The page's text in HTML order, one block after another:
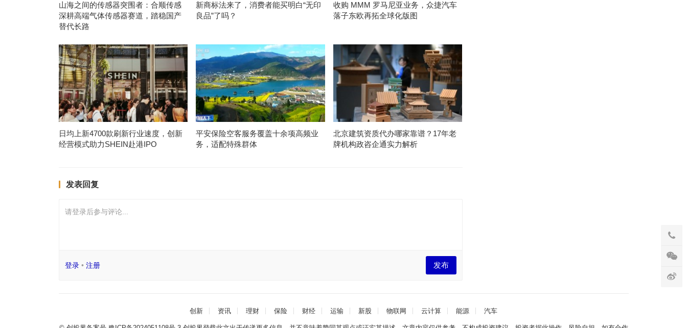
山海之间的传感器突围者：合顺传感
深耕高端气体传感器赛道，踏稳国产
替代长路
新商标法来了，消费者能买明白“无印
良品”了吗？
收购 MMM 罗马尼亚业务，众捷汽车
落子东欧再拓全球化版图
日均上新4700款刷新行业速度，创新
经营模式助力SHEIN赴港IPO
平安保险空客服务覆盖十余项高频业
务，适配特殊群体
北京建筑资质代办哪家靠谱？17年老
牌机构政咨企通实力解析
发表回复
请登录后参与评论...
登录• 注册 发布
创新 资讯 理财 保险 财经 运输 新股 物联网 云计算 能源 汽车